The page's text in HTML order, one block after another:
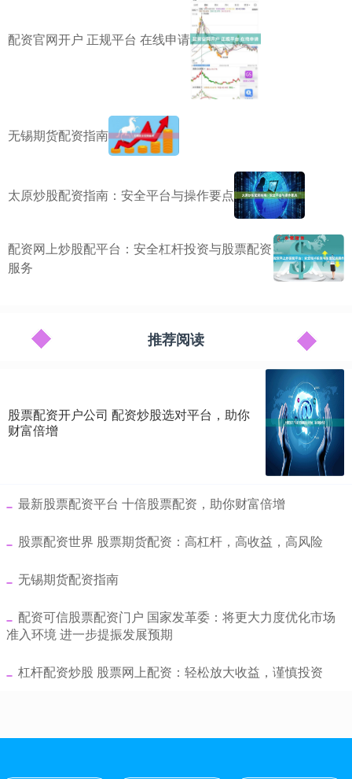
配资官网开户 正规平台 在线申请
无锡期货配资指南
太原炒股配资指南：安全平台与操作要点
配资网上炒股配平台：安全杠杆投资与股票配资
服务
推荐阅读
股票配资开户公司 配资炒股选对平台，助你
财富倍增
​最新股票配资平台 十倍股票配资，助你财富倍增
​股票配资世界 股票期货配资：高杠杆，高收益，高风险
​无锡期货配资指南
​配资可信股票配资门户 国家发革委：将更大力度优化市场
准入环境 进一步提振发展预期
​杠杆配资炒股 股票网上配资：轻松放大收益，谨慎投资